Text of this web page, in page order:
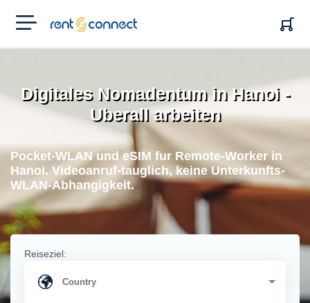
RENT'N
CONNECT
Digitales Nomadentum in Hanoi -
Uberall arbeiten
Pocket-WLAN und eSIM fur Remote-Worker in
Hanoi. Videoanruf-tauglich, keine Unterkunfts-
WLAN-Abhangigkeit.
Reiseziel: